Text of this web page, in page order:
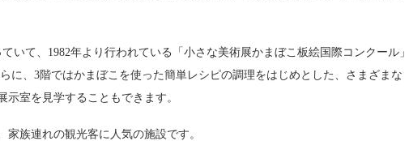
いて、1982年より行われている「小さな美術展かまぼこ板絵国際コンクール」
に、3階ではかまぼこを使った簡単レシピの調理をはじめとした、さまざまな
室を見学することもできます。
族連れの観光客に人気の施設です。